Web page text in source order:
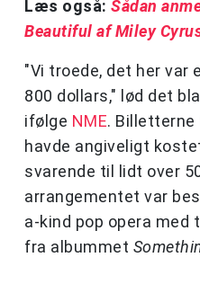
Læs også: Sådan
Beautiful af Miley
"Vi troede, det her var
800 dollars," lød det
ifølge NME.
havde angiveligt
svarende til lidt over
arrangementet var
a-kind pop opera med
fra albummet